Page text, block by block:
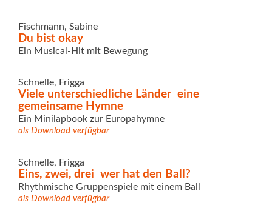
Fischmann, Sabine
Du bist okay
Ein Musical-Hit mit Bewegung
Schnelle, Frigga
Viele unterschiedliche Länder  eine
gemeinsame Hymne
Ein Minilapbook zur Europahymne
als Download verfügbar
Schnelle, Frigga
Eins, zwei, drei  wer hat den Ball?
Rhythmische Gruppenspiele mit einem Ball
als Download verfügbar